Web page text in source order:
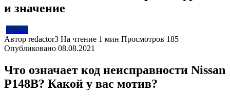
и значение
Nissan
Автор redactor3 На чтение 1 мин Просмотров 185
Опубликовано 08.08.2021
Что означает код неисправности Nissan
P148B? Какой у вас мотив?